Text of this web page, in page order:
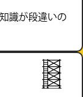
識が段違いの